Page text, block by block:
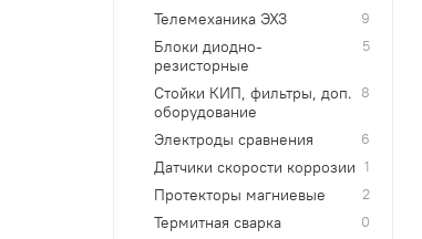
Телемеханика ЭХЗ 9
Блоки диодно-
резисторные
5
Стойки КИП, фильтры, доп.
оборудование
8
Электроды сравнения 6
Датчики скорости коррозии 1
Протекторы магниевые 2
Термитная сварка 0